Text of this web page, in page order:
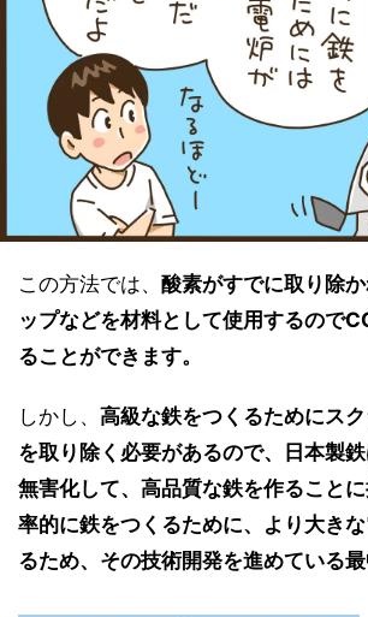
この方法では、 酸素がすでに取り除
ップなどを材料として使用するので
ることができます。
しかし、 高級な鉄をつくるためにス
を取り除く必要があるので、日本製
無害化して、高品質な鉄を作ること
率的に鉄をつくるために、より大き
るため、その技術開発を進めている